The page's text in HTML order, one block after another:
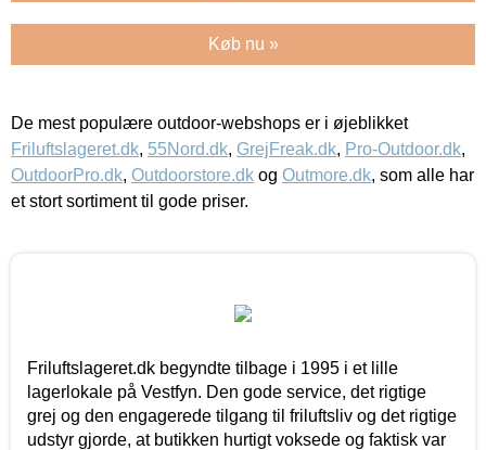
Køb nu »
De mest populære outdoor-webshops er i øjeblikket
Friluftslageret.dk, 55Nord.dk, GrejFreak.dk, Pro-Outdoor.dk,
OutdoorPro.dk, Outdoorstore.dk og Outmore.dk, som alle har
et stort sortiment til gode priser.
Friluftslageret.dk begyndte tilbage i 1995 i et lille
lagerlokale på Vestfyn. Den gode service, det rigtige
grej og den engagerede tilgang til friluftsliv og det rigtige
udstyr gjorde, at butikken hurtigt voksede og faktisk var